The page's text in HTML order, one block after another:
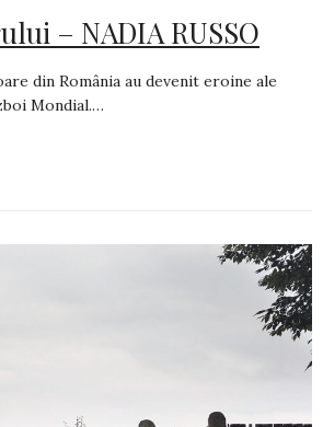
– NADIA RUSSO
din România au devenit eroine ale
Mondial.…